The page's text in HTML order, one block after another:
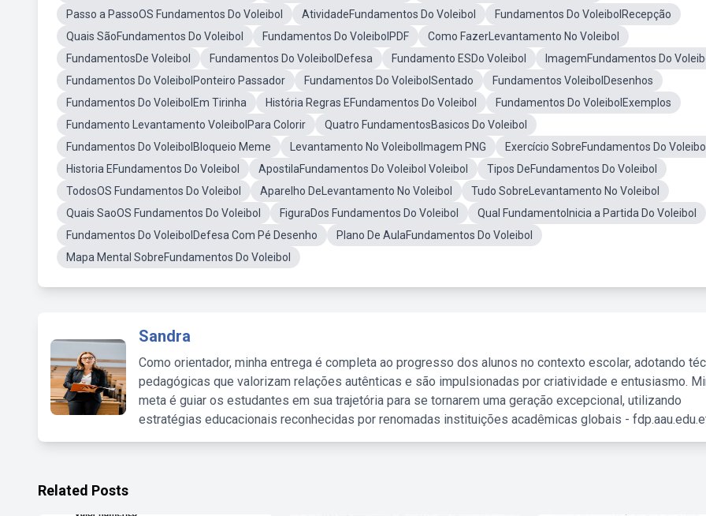
Passo a PassoOS Fundamentos Do Voleibol
AtividadeFundamentos Do Voleibol
Fundamentos Do VoleibolRecepção
Quais SãoFundamentos Do Voleibol
Fundamentos Do VoleibolPDF
Como FazerLevantamento No Voleibol
FundamentosDe Voleibol
Fundamentos Do VoleibolDefesa Fundamento ESDo Voleibol
ImagemFundamentos Do
Fundamentos Do VoleibolPonteiro Passador
Fundamentos Do VoleibolSentado
Fundamentos VoleibolDesenhos
Fundamentos Do VoleibolEm Tirinha
História Regras EFundamentos Do Voleibol
Fundamentos Do VoleibolExemplos
Fundamento Levantamento VoleibolPara Colorir
Quatro FundamentosBasicos Do Voleibol
Fundamentos Do VoleibolBloqueio Meme
Levantamento No VoleibolImagem PNG
Exercício SobreFundamentos Do
Historia EFundamentos Do Voleibol
ApostilaFundamentos Do Voleibol Voleibol
Tipos DeFundamentos Do Voleibol
TodosOS Fundamentos Do Voleibol
Aparelho DeLevantamento No Voleibol
Tudo SobreLevantamento No Voleibol
Quais SaoOS Fundamentos Do Voleibol
FiguraDos Fundamentos Do Voleibol
Qual FundamentoInicia a Partida Do Voleibol
Fundamentos Do VoleibolDefesa Com Pé Desenho
Plano De AulaFundamentos Do Voleibol
Mapa Mental SobreFundamentos Do Voleibol
Sandra
Como orientador, minha entrega é completa ao progresso dos alunos no contexto escolar, adotando
pedagógicas que valorizam relações autênticas e são impulsionadas por criatividade e entusiasmo.
meta é guiar os estudantes em sua trajetória para se tornarem uma geração excepcional, utilizando
estratégias educacionais reconhecidas por renomadas instituições acadêmicas globais -
Related Posts